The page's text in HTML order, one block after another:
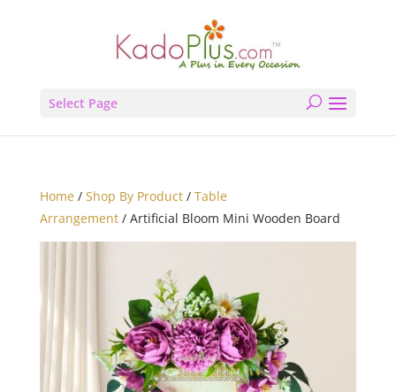
Select Page
Home/ Shop By Product/ Table
Arrangement/ Artificial Bloom Mini Wooden Board